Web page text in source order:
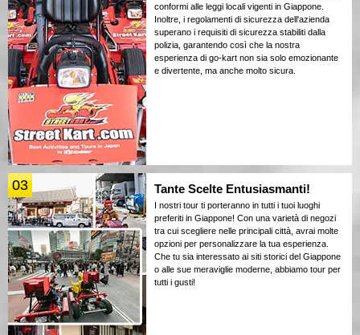
conformi alle leggi locali vigenti in Giappone.
Inoltre, i regolamenti di sicurezza dell'azienda
superano i requisiti di sicurezza stabiliti dalla
polizia, garantendo così che la nostra
esperienza di go-kart non sia solo emozionante
e divertente, ma anche molto sicura.
03 Tante Scelte Entusiasmanti!
I nostri tour ti porteranno in tutti i tuoi luoghi
preferiti in Giappone! Con una varietà di negozi
tra cui scegliere nelle principali città, avrai molte
opzioni per personalizzare la tua esperienza.
Che tu sia interessato ai siti storici del Giappone
o alle sue meraviglie moderne, abbiamo tour per
tutti i gusti!